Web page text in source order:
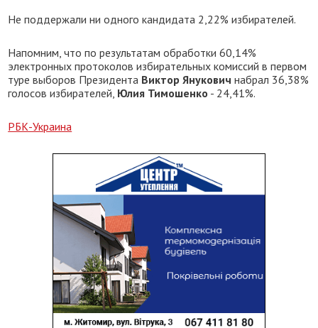
Не поддержали ни одного кандидата 2,22% избирателей.
Напомним, что по результатам обработки 60,14%
электронных протоколов избирательных комиссий в первом
туре выборов Президента Виктор Янукович набрал 36,38%
голосов избирателей, Юлия Тимошенко - 24,41%.
РБК-Украина